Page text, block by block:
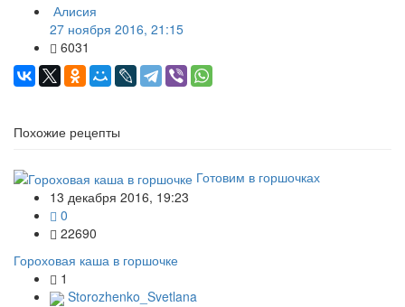
Алисия
27 ноября 2016, 21:15
6031
Похожие рецепты
Готовим в горшочках
13 декабря 2016, 19:23
0
22690
Гороховая каша в горшочке
1
Storozhenko_Svetlana